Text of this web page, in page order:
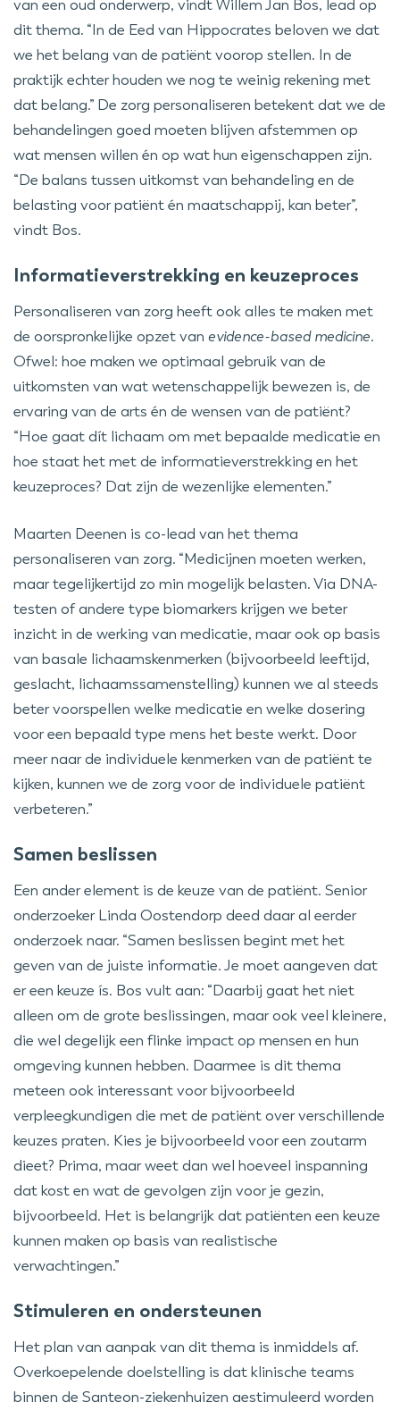
van een oud onderwerp, vindt Willem Jan Bos, lead op
dit thema. “In de Eed van Hippocrates beloven we dat
we het belang van de patiënt voorop stellen. In de
praktijk echter houden we nog te weinig rekening met
dat belang.” De zorg personaliseren betekent dat we de
behandelingen goed moeten blijven afstemmen op
wat mensen willen én op wat hun eigenschappen zijn.
“De balans tussen uitkomst van behandeling en de
belasting voor patiënt én maatschappij, kan beter”,
vindt Bos.
Informatieverstrekking en keuzeproces
Personaliseren van zorg heeft ook alles te maken met
de oorspronkelijke opzet van evidence-based medicine.
Ofwel: hoe maken we optimaal gebruik van de
uitkomsten van wat wetenschappelijk bewezen is, de
ervaring van de arts én de wensen van de patiënt?
“Hoe gaat dít lichaam om met bepaalde medicatie en
hoe staat het met de informatieverstrekking en het
keuzeproces? Dat zijn de wezenlijke elementen.”
Maarten Deenen is co-lead van het thema
personaliseren van zorg. “Medicijnen moeten werken,
maar tegelijkertijd zo min mogelijk belasten. Via DNA-
testen of andere type biomarkers krijgen we beter
inzicht in de werking van medicatie, maar ook op basis
van basale lichaamskenmerken (bijvoorbeeld leeftijd,
geslacht, lichaamssamenstelling) kunnen we al steeds
beter voorspellen welke medicatie en welke dosering
voor een bepaald type mens het beste werkt. Door
meer naar de individuele kenmerken van de patiënt te
kijken, kunnen we de zorg voor de individuele patiënt
verbeteren.”
Samen beslissen
Een ander element is de keuze van de patiënt. Senior
onderzoeker Linda Oostendorp deed daar al eerder
onderzoek naar. “Samen beslissen begint met het
geven van de juiste informatie. Je moet aangeven dat
er een keuze ís. Bos vult aan: “Daarbij gaat het niet
alleen om de grote beslissingen, maar ook veel kleinere,
die wel degelijk een flinke impact op mensen en hun
omgeving kunnen hebben. Daarmee is dit thema
meteen ook interessant voor bijvoorbeeld
verpleegkundigen die met de patiënt over verschillende
keuzes praten. Kies je bijvoorbeeld voor een zoutarm
dieet? Prima, maar weet dan wel hoeveel inspanning
dat kost en wat de gevolgen zijn voor je gezin,
bijvoorbeeld. Het is belangrijk dat patiënten een keuze
kunnen maken op basis van realistische
verwachtingen.”
Stimuleren en ondersteunen
Het plan van aanpak van dit thema is inmiddels af.
Overkoepelende doelstelling is dat klinische teams
binnen de Santeon-ziekenhuizen gestimuleerd worden